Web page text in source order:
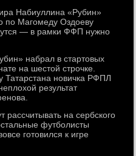
Набиуллина «Рубин»
по Магомеду Оздоеву
— в рамки ФФП нужно
набрал в стартовых
на шестой строчке.
Татарстана новичка РФПЛ
результат
на сербского
футболисты
готовился к игре